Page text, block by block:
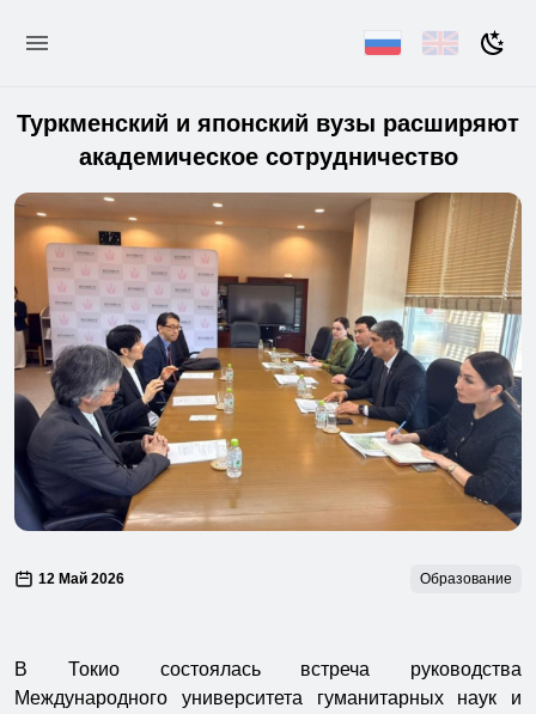
Туркменский и японский вузы расширяют
академическое сотрудничество
12 Май 2026 Образование
В Токио состоялась встреча руководства
Международного университета гуманитарных наук и